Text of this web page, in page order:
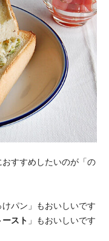
すすめしたいのが「の
パン」もおいしいです
ースト 」もおいしいです